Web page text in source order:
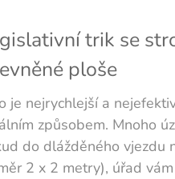
trik se
ploše
je nejrychlejší a
způsobem. Mnoho
do dlážděného vjezdu
2 x 2 metry), úřad